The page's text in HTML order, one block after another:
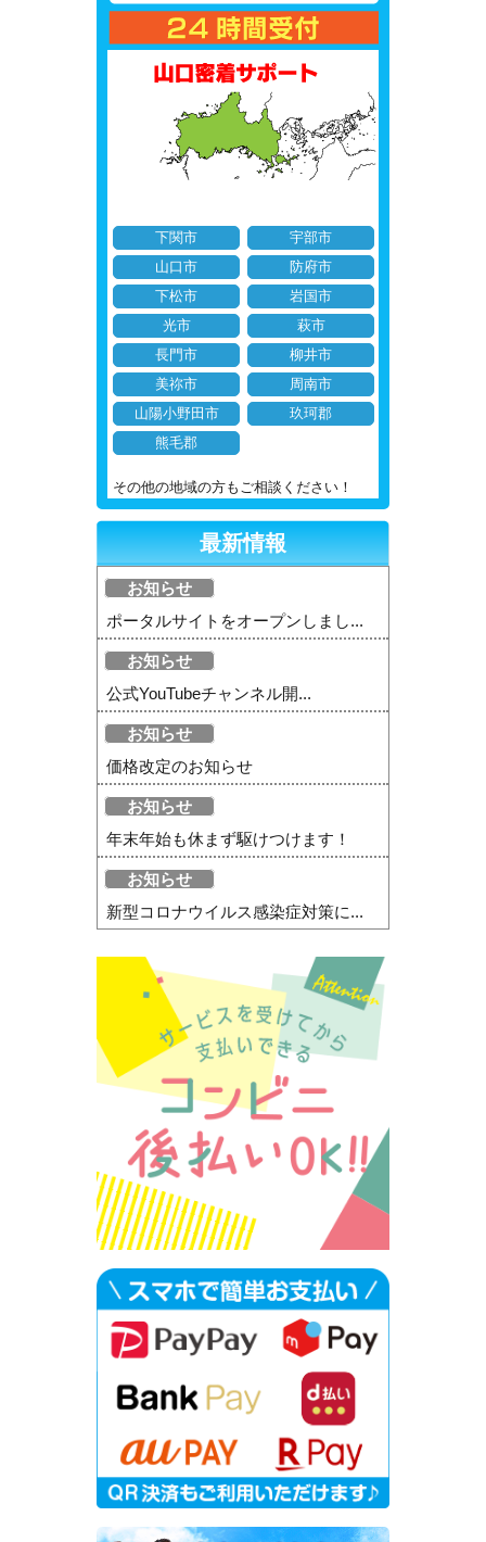
下関市
宇部市
山口市
防府市
下松市
岩国市
光市
萩市
長門市
柳井市
美祢市
周南市
山陽小野田市
玖珂郡
熊毛郡
その他の地域の方もご相談ください！
最新情報
お知らせ
ポータルサイトをオープンしまし...
お知らせ
公式YouTubeチャンネル開...
お知らせ
価格改定のお知らせ
お知らせ
年末年始も休まず駆けつけます！
お知らせ
新型コロナウイルス感染症対策に...